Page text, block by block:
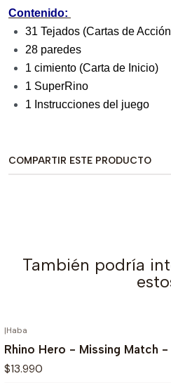
Contenido:
31 Tejados (Cartas de
28 paredes
1 cimiento (Carta de Inicio)
1 SuperRino
1 Instrucciones del juego
COMPARTIR ESTE PRODUCTO
También podría
|Haba
Rhino Hero - Missing Match -
$13.990